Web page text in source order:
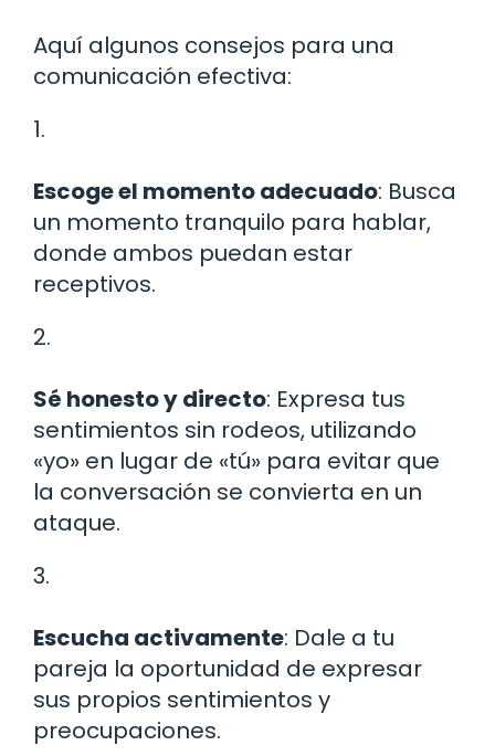
Aquí algunos consejos para una
comunicación efectiva:
1.
Escoge el momento adecuado: Busca
un momento tranquilo para hablar,
donde ambos puedan estar
receptivos.
2.
Sé honesto y directo: Expresa tus
sentimientos sin rodeos, utilizando
«yo» en lugar de «tú» para evitar que
la conversación se convierta en un
ataque.
3.
Escucha activamente: Dale a tu
pareja la oportunidad de expresar
sus propios sentimientos y
preocupaciones.